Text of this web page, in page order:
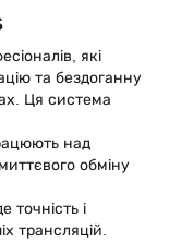
які
та бездоганну
Ця система
над
обміну
точність і
трансляцій.